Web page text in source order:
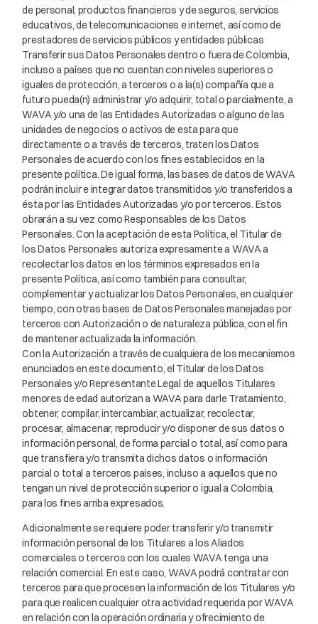
de personal, productos financieros y de seguros, servicios
educativos, de telecomunicaciones e internet, así como de
prestadores de servicios públicos y entidades públicas
Transferir sus Datos Personales dentro o fuera de Colombia,
incluso a países que no cuentan con niveles superiores o
iguales de protección, a terceros o a la(s) compañía que a
futuro pueda(n) administrar y/o adquirir, total o parcialmente, a
WAVA y/o una de las Entidades Autorizadas o alguno de las
unidades de negocios o activos de esta para que
directamente o a través de terceros, traten los Datos
Personales de acuerdo con los fines establecidos en la
presente política. De igual forma, las bases de datos de WAVA
podrán incluir e integrar datos transmitidos y/o transferidos a
ésta por las Entidades Autorizadas y/o por terceros. Estos
obrarán a su vez como Responsables de los Datos
Personales. Con la aceptación de esta Política, el Titular de
los Datos Personales autoriza expresamente a WAVA a
recolectar los datos en los términos expresados en la
presente Política, así como también para consultar,
complementar y actualizar los Datos Personales, en cualquier
tiempo, con otras bases de Datos Personales manejadas por
terceros con Autorización o de naturaleza pública, con el fin
de mantener actualizada la información.
Con la Autorización a través de cualquiera de los mecanismos
enunciados en este documento, el Titular de los Datos
Personales y/o Representante Legal de aquellos Titulares
menores de edad autorizan a WAVA para darle Tratamiento,
obtener, compilar, intercambiar, actualizar, recolectar,
procesar, almacenar, reproducir y/o disponer de sus datos o
información personal, de forma parcial o total, así como para
que transfiera y/o transmita dichos datos o información
parcial o total a terceros países, incluso a aquellos que no
tengan un nivel de protección superior o igual a Colombia,
para los fines arriba expresados.
Adicionalmente se requiere poder transferir y/o transmitir
información personal de los Titulares a los Aliados
comerciales o terceros con los cuales WAVA tenga una
relación comercial. En este caso, WAVA podrá contratar con
terceros para que procesen la información de los Titulares y/o
para que realicen cualquier otra actividad requerida por WAVA
en relación con la operación ordinaria y ofrecimiento de